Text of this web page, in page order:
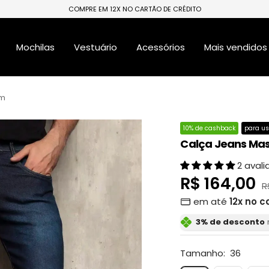
COMPRE EM 12X NO CARTÃO DE CRÉDITO
Mochilas Vestuário Acessórios Mais vendidos
10% de cashback para
Calça Jeans
2
Preço
R$ 164,00
em até 12x no
3% de desconto
Tamanho: 36